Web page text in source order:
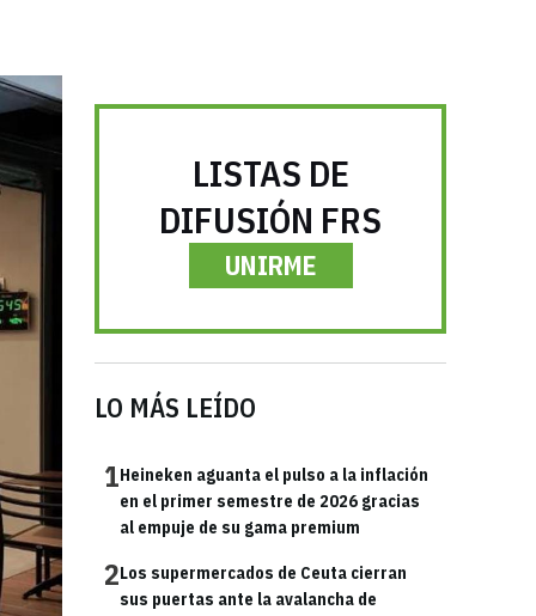
LISTAS DE
DIFUSIÓN FRS
UNIRME
LO MÁS LEÍDO
1Heineken aguanta el pulso a la inflación
en el primer semestre de 2026 gracias
al empuje de su gama premium
2Los supermercados de Ceuta cierran
sus puertas ante la avalancha de